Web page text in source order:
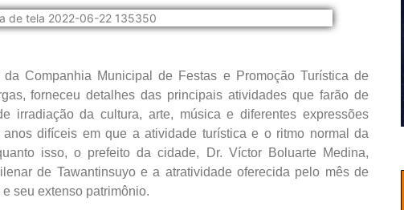
Companhia Municipal de Festas e Promoção Turística de
forneceu detalhes das principais atividades que farão de
irradiação da cultura, arte, música e diferentes expressões
difíceis em que a atividade turística e o ritmo normal da
isso, o prefeito da cidade, Dr. Víctor Boluarte Medina,
de Tawantinsuyo e a atratividade oferecida pelo mês de
seu extenso patrimônio.